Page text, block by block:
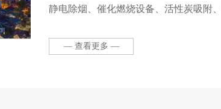
静电除烟、催化燃烧设备、活性炭吸附
设备。本公司拥有一流的管理人才和销
— 查看更多 —